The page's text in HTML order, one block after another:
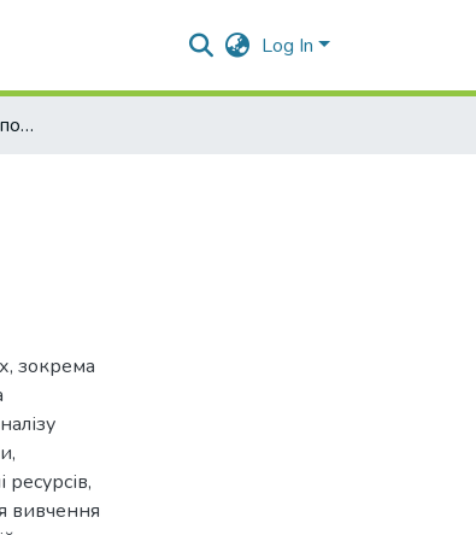
Log In
Комбінаторна гра розподілу у кооперативній формі
зокрема
вивчення